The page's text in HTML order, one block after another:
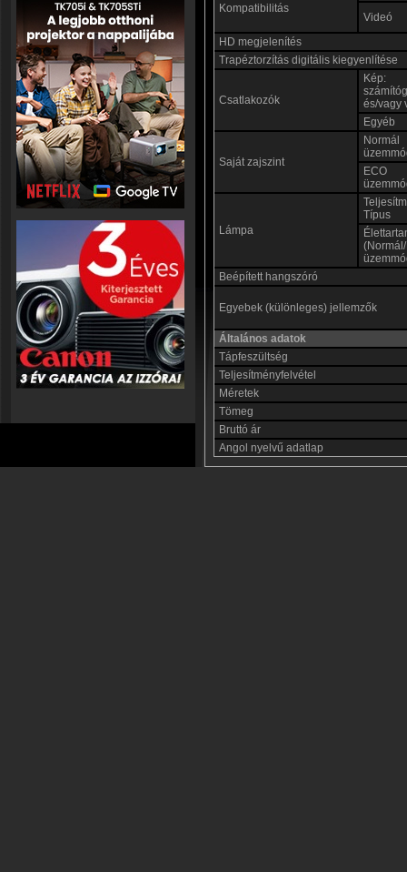
Kompatibilitás
Videó
HD megjelenítés
Trapéztorzítás digitális kiegyenlítése
Csatlakozók
Kép:
és/vagy
Egyéb
Saját zajszint
Normál
ECO
Lámpa
Típus
Beépített hangszóró
Egyebek (különleges) jellemzők
Általános adatok
Tápfeszültség
Teljesítményfelvétel
Méretek
Tömeg
Bruttó ár
Angol nyelvű adatlap